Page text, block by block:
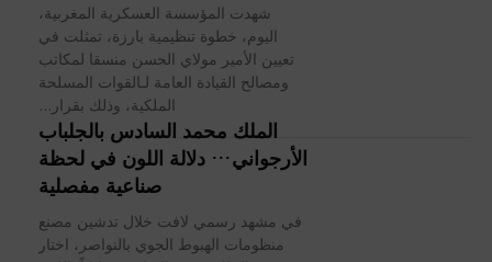
شهدت المؤسسة العسكرية المغربية،
اليوم، خطوة تنظيمية بارزة، تمثلت في
تعيين الأمير مولاي الحسن منسقا لمكاتب
ومصالح القيادة العامة لـالقوات المسلحة
الملكية، وذلك بقرار...
الملك محمد السادس بالجلباب
الأرجواني… دلالة اللون في لحظة
صناعية مفصلية
في مشهد رسمي لافت خلال تدشين مصنع
منظومات الهبوط الجوي بالنواصر، اختار